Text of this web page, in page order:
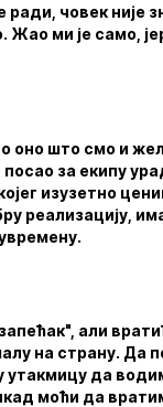
ради, човек није
ми је само,
оно што смо и
за екипу
изузетно
реализацију,
али
на страну. Да
утакмицу да
моћи да